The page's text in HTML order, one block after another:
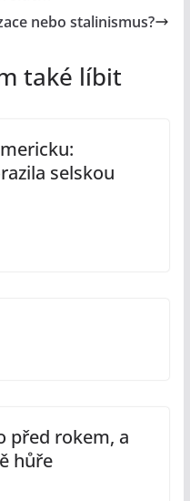
nebo stalinismus?
také líbit
selskou
před rokem, a
hůře